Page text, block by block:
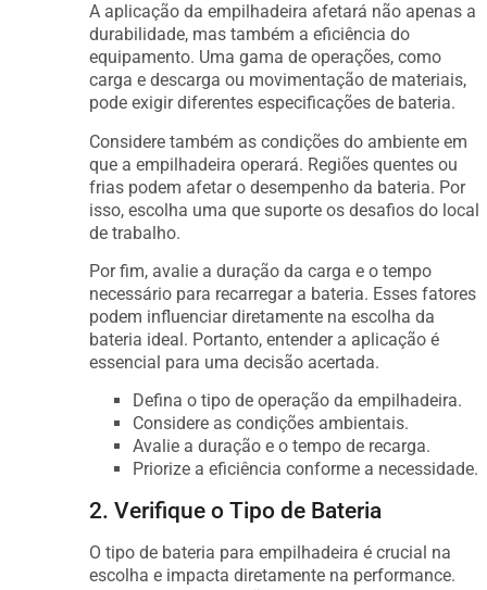
A aplicação da empilhadeira afetará não apenas a
durabilidade, mas também a eficiência do
equipamento. Uma gama de operações, como
carga e descarga ou movimentação de materiais,
pode exigir diferentes especificações de bateria.
Considere também as condições do ambiente em
que a empilhadeira operará. Regiões quentes ou
frias podem afetar o desempenho da bateria. Por
isso, escolha uma que suporte os desafios do local
de trabalho.
Por fim, avalie a duração da carga e o tempo
necessário para recarregar a bateria. Esses fatores
podem influenciar diretamente na escolha da
bateria ideal. Portanto, entender a aplicação é
essencial para uma decisão acertada.
Defina o tipo de operação da empilhadeira.
Considere as condições ambientais.
Avalie a duração e o tempo de recarga.
Priorize a eficiência conforme a necessidade.
2. Verifique o Tipo de Bateria
O tipo de bateria para empilhadeira é crucial na
escolha e impacta diretamente na performance.